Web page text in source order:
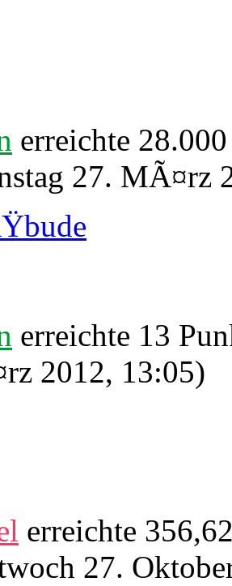
erreichte
27. MÃ¤rz
erreichte 13
2012, 13:05)
erreichte
27.